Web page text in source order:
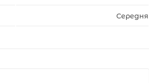
Середня